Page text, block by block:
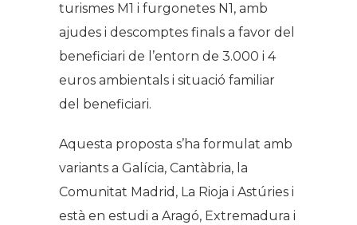
turismes M1 i furgonetes N1, amb
ajudes i descomptes finals a favor del
beneficiari de l’entorn de 3.000 i 4
euros ambientals i situació familiar
del beneficiari.
Aquesta proposta s’ha formulat amb
variants a Galícia, Cantàbria, la
Comunitat Madrid, La Rioja i Astúries i
està en estudi a Aragó, Extremadura i